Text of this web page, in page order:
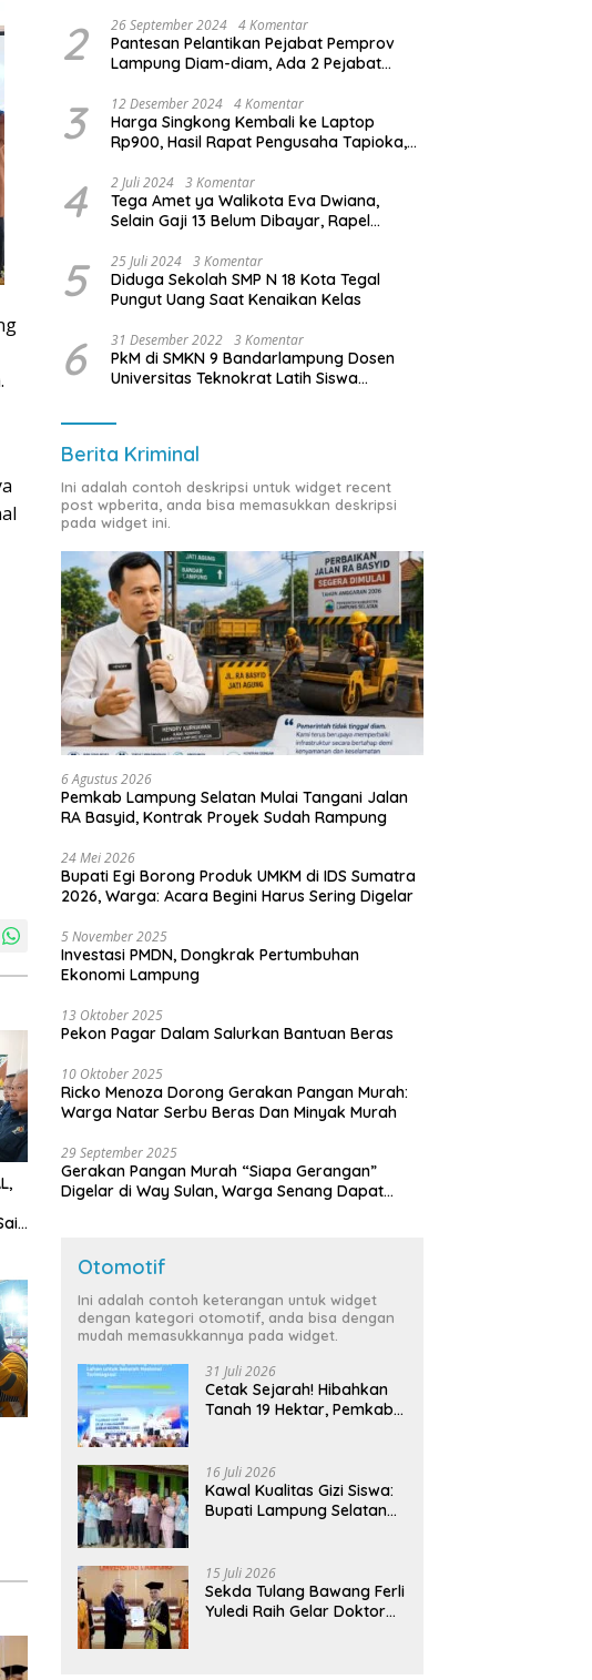
2 26 September 2024 4 Komentar
Pantesan Pelantikan Pejabat Pemprov
Lampung Diam-diam, Ada 2 Pejabat
3 12 Desember 2024 4 Komentar
Harga Singkong Kembali ke Laptop
Rp900, Hasil Rapat Pengusaha Tapioka,
Lampung
4 2 Juli 2024 3 Komentar
Tega Amet ya Walikota Eva Dwiana,
Selain Gaji 13 Belum Dibayar, Rapel
Dibayar
5 25 Juli 2024 3 Komentar
Diduga Sekolah SMP N 18 Kota Tegal
Pungut Uang Saat Kenaikan Kelas
6 31 Desember 2022 3 Komentar
PkM di SMKN 9 Bandarlampung Dosen
Universitas Teknokrat Latih Siswa
Berita Kriminal
Ini adalah contoh deskripsi untuk widget recent
post wpberita, anda bisa memasukkan deskripsi
pada widget ini.
6 Agustus 2026
Pemkab Lampung Selatan Mulai Tangani Jalan
RA Basyid, Kontrak Proyek Sudah Rampung
24 Mei 2026
Bupati Egi Borong Produk UMKM di IDS Sumatra
2026, Warga: Acara Begini Harus Sering Digelar
5 November 2025
Investasi PMDN, Dongkrak Pertumbuhan
Ekonomi Lampung
13 Oktober 2025
Pekon Pagar Dalam Salurkan Bantuan Beras
10 Oktober 2025
Ricko Menoza Dorong Gerakan Pangan Murah:
Warga Natar Serbu Beras Dan Minyak Murah
29 September 2025
Gerakan Pangan Murah “Siapa Gerangan”
Digelar di Way Sulan, Warga Senang Dapat
Otomotif
Ini adalah contoh keterangan untuk widget
dengan kategori otomotif, anda bisa dengan
mudah memasukkannya pada widget.
31 Juli 2026
Cetak Sejarah! Hibahkan
Tanah 19 Hektar, Pemkab
Terintegrasi Pertama di
Lampung
16 Juli 2026
Kawal Kualitas Gizi Siswa:
Bupati Lampung Selatan
Bergizi Gratis di Natar
15 Juli 2026
Sekda Tulang Bawang Ferli
Yuledi Raih Gelar Doktor